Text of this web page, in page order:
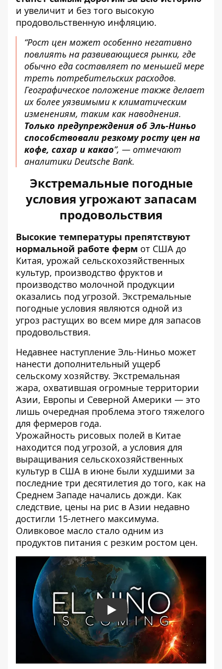
и увеличит и без того высокую
продовольственную инфляцию.
“Рост цен может особенно негативно
повлиять на развивающиеся рынки, где
обычно еда составляет по меньшей мере
треть потребительских расходов.
Географическое положение также делает
их более уязвимыми к климатическим
изменениям, таким как наводнения.
Только предупреждения об Эль-Ниньо
способствовали резкому росту цен на
кофе, сахар и какао”, — отмечают
аналитики Deutsche Bank.
Экстремальные погодные
условия угрожают запасам
продовольствия
Высокие температуры препятствуют
нормальной работе ферм от США до
Китая, урожай сельскохозяйственных
культур, производство фруктов и
производство молочной продукции
оказались под угрозой. Экстремальные
погодные условия являются одной из
угроз растущих во всем мире для запасов
продовольствия.
Недавнее наступление Эль-Ниньо может
нанести дополнительный ущерб
сельскому хозяйству. Экстремальная
жара, охватившая огромные территории
Азии, Европы и Северной Америки — это
лишь очередная проблема этого тяжелого
для фермеров года.
Урожайность рисовых полей в Китае
находится под угрозой, а условия для
выращивания сельскохозяйственных
культур в США в июне были худшими за
последние три десятилетия до того, как на
Среднем Западе начались дожди. Как
следствие, цены на рис в Азии недавно
достигли 15-летнего максимума.
Оливковое масло стало одним из
продуктов питания с резким ростом цен.
Play